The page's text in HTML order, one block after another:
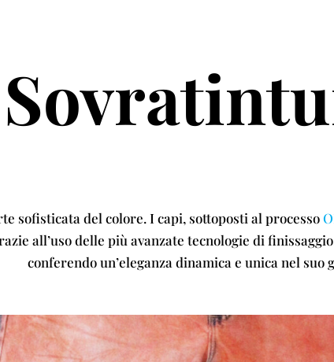
sofisticata del colore. I capi, sottoposti al processo
all’uso delle più avanzate tecnologie di
conferendo un’eleganza dinamica e unica nel suo